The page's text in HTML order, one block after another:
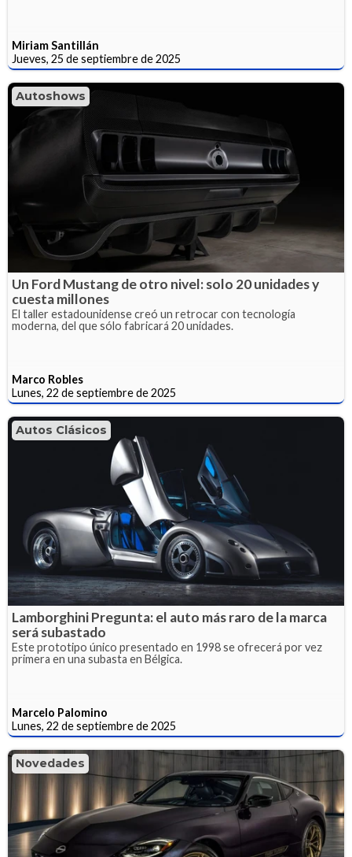
Miriam Santillán
Jueves, 25 de septiembre de 2025
Autoshows
Un Ford Mustang de otro nivel: solo 20 unidades y
cuesta millones
El taller estadounidense creó un retrocar con tecnología
moderna, del que sólo fabricará 20 unidades.
Marco Robles
Lunes, 22 de septiembre de 2025
Autos Clásicos
Lamborghini Pregunta: el auto más raro de la marca
será subastado
Este prototipo único presentado en 1998 se ofrecerá por vez
primera en una subasta en Bélgica.
Marcelo Palomino
Lunes, 22 de septiembre de 2025
Novedades